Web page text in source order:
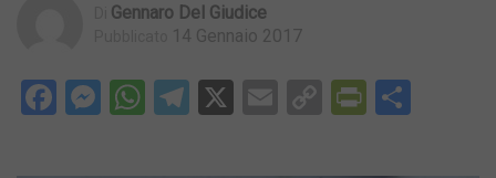
Gennaro Del Giudice
14 Gennaio 2017
Facebook
Messenger
WhatsApp
Telegram
X EmailCopy